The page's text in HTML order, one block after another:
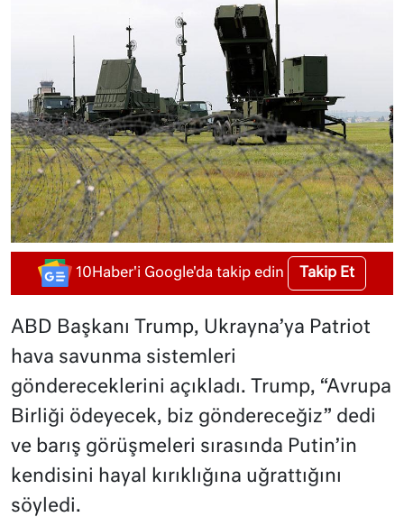
10Haber'i Google'da takip edin Takip Et
ABD Başkanı Trump, Ukrayna’ya Patriot
hava savunma sistemleri
göndereceklerini açıkladı. Trump, “Avrupa
Birliği ödeyecek, biz göndereceğiz” dedi
ve barış görüşmeleri sırasında Putin’in
kendisini hayal kırıklığına uğrattığını
söyledi.